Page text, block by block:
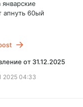
апнуть 60ый
от 31.12.2025
2025 04:33